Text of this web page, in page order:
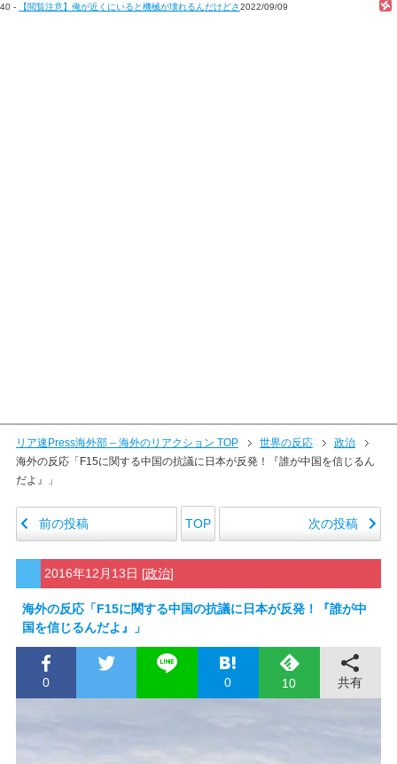
40 -
【閲覧注意】俺が近くにいると機械が壊れるんだけどさ2022/09/09
リア速Press海外部 – 海外のリアクション TOP 世界の反応
政治
海外の反応「F15に関する中国の抗議に日本が反発！『誰が中国を信じるん
だよ』」
前の投稿 TOP 次の投稿
2016年12月13日 [政治]
海外の反応「F15に関する中国の抗議に日本が反発！『誰が中
国を信じるんだよ』」
0 0 10 共有